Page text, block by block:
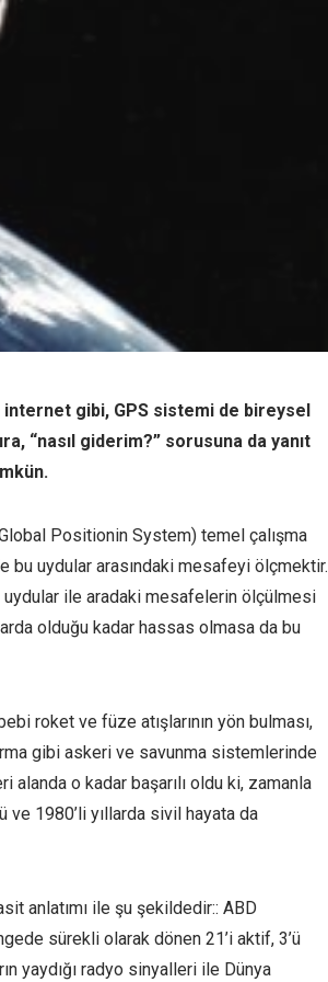
internet gibi, GPS sistemi de bireysel
“nasıl giderim?” sorusuna da yanıt
Positionin System) temel çalışma
bu uydular arasındaki mesafeyi ölçmektir.
ile aradaki mesafelerin ölçülmesi
olduğu kadar hassas olmasa da bu
roket ve füze atışlarının yön bulması,
gibi askeri ve savunma sistemlerinde
alanda o kadar başarılı oldu ki, zamanla
ve 1980’li yıllarda sivil hayata da
anlatımı ile şu şekildedir:: ABD
sürekli olarak dönen 21’i aktif, 3’ü
yaydığı radyo sinyalleri ile Dünya